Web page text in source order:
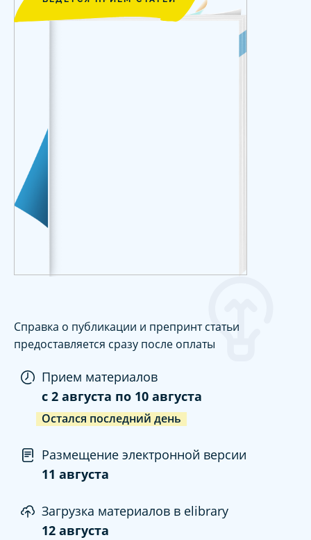
Справка о публикации и препринт статьи
предоставляется сразу после оплаты
Прием материалов
c 2 августа по 10 августа
Остался последний день
Размещение электронной версии
11 августа
Загрузка материалов в elibrary
12 августа